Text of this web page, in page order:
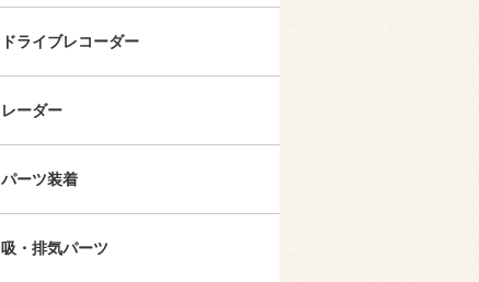
ドライブレコーダー
レーダー
パーツ装着
吸・排気パーツ